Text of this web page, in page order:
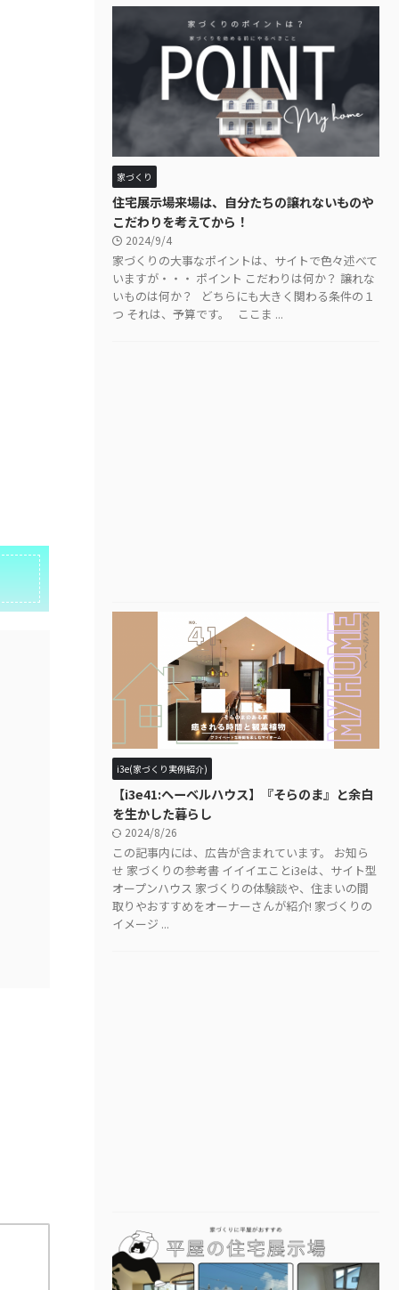
家づくり
住宅展示場来場は、自分たちの譲れないものや
こだわりを考えてから！
2024/9/4
家づくりの大事なポイントは、サイトで色々述べて
いますが・・・ ポイント こだわりは何か？ 譲れな
いものは何か？ どちらにも大きく関わる条件の１
つ それは、予算です。 ここま ...
i3e(家づくり実例紹介)
【i3e41:ヘーベルハウス】『そらのま』と余白
を生かした暮らし
2024/8/26
この記事内には、広告が含まれています。 お知ら
せ 家づくりの参考書 イイイエことi3eは、サイト型
オープンハウス 家づくりの体験談や、住まいの間
取りやおすすめをオーナーさんが紹介! 家づくりの
イメージ ...